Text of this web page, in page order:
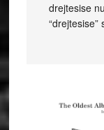
drejtesise
“drejtesise”